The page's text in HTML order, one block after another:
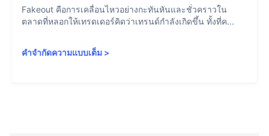
Fakeout คือการเคลื่อนไหวอย่างกะทันหันและชั่วคราวใน
ตลาดที่หลอกให้เทรดเดอร์คิดว่าเทรนด์กำลังเกิดขึ้น ทั้งที่ค...
คำจำกัดความแบบเต็ม >